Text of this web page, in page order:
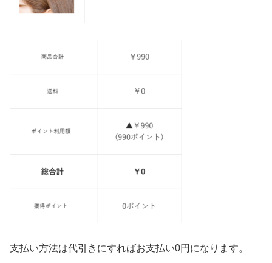
支払い方法は代引きにすればお支払い0円になります。